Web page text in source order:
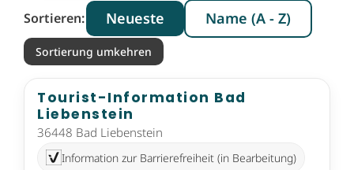
Sortieren: Neueste Name (A - Z)
Sortierung umkehren
Tourist-Information Bad
Liebenstein
36448 Bad Liebenstein
Information zur Barrierefreiheit (in Bearbeitung)